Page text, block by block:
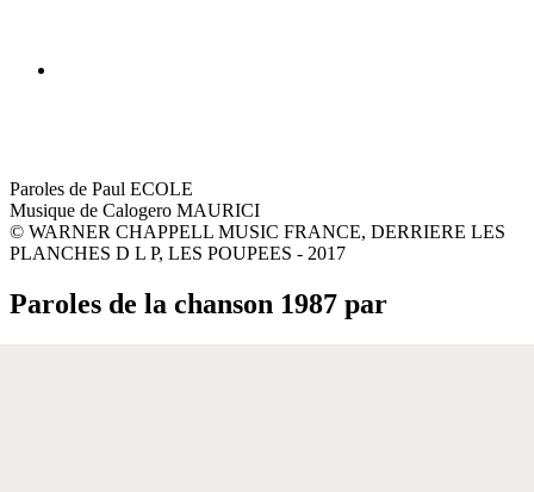
Paroles de Paul ECOLE
Musique de Calogero MAURICI
© WARNER CHAPPELL MUSIC FRANCE, DERRIERE LES
PLANCHES D L P, LES POUPEES - 2017
Paroles de la chanson 1987 par